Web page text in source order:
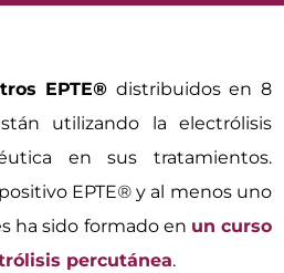
EPTE® distribuidos en 8
utilizando la electrólisis
en sus tratamientos.
EPTE®y al menos uno
ha sido formado en un curso
percutánea.